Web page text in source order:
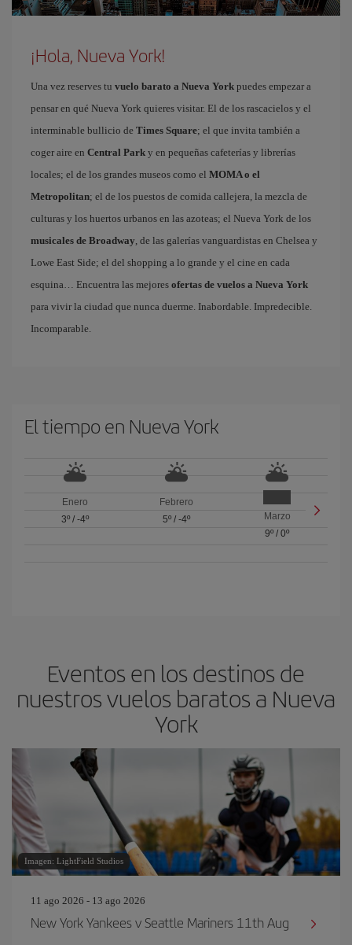
¡Hola, Nueva York!
Una vez reserves tu vuelo barato a Nueva York puedes empezar a
pensar en qué Nueva York quieres visitar. El de los rascacielos y el
interminable bullicio de Times Square; el que invita también a
coger aire en Central Park y en pequeñas cafeterías y librerías
locales; el de los grandes museos como el MOMA o el
Metropolitan; el de los puestos de comida callejera, la mezcla de
culturas y los huertos urbanos en las azoteas; el Nueva York de los
musicales de Broadway, de las galerías vanguardistas en Chelsea y
Lowe East Side; el del shopping a lo grande y el cine en cada
esquina… Encuentra las mejores ofertas de vuelos a Nueva York
para vivir la ciudad que nunca duerme. Inabordable. Impredecible.
Incomparable.
El tiempo en Nueva York
Enero
3º/ -4º
Febrero
5º/ -4º
Marzo
9º /0º
Eventos en los destinos de
nuestros vuelos baratos a Nueva
York
Imagen: LightField Studios
11 ago 2026 - 13 ago 2026
New York Yankees v Seattle Mariners 11th Aug